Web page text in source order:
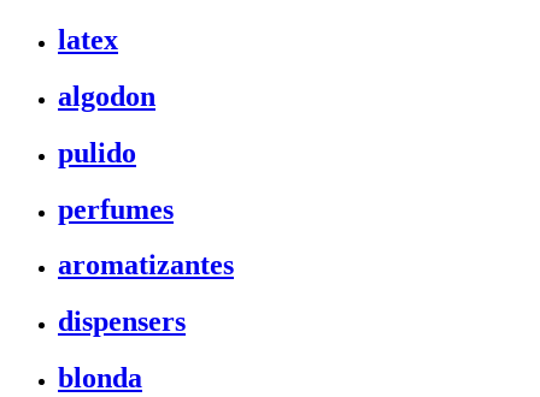
latex
algodon
pulido
perfumes
aromatizantes
dispensers
blonda